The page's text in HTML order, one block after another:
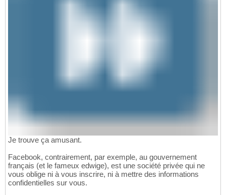
Je trouve ça amusant.
Facebook, contrairement, par exemple, au gouvernement
français (et le fameux edwige), est une société privée qui ne
vous oblige ni à vous inscrire, ni à mettre des informations
confidentielles sur vous.